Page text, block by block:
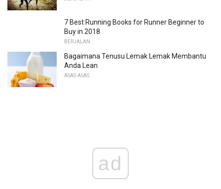
7 Best Running Books for Runner Beginner to
Buy in 2018
BERJALAN
Bagaimana Tenusu Lemak Lemak Membantu
Anda Lean
ASAS-ASAS
ad